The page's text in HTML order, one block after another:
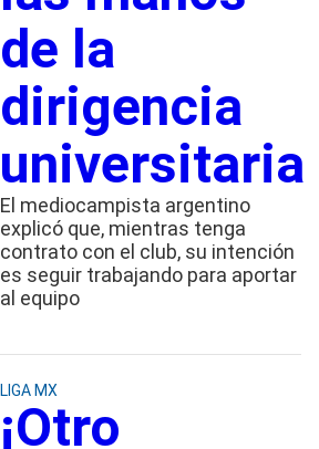
de la
dirigencia
universitaria
El mediocampista argentino
explicó que, mientras tenga
contrato con el club, su intención
es seguir trabajando para aportar
al equipo
LIGA MX
¡Otro